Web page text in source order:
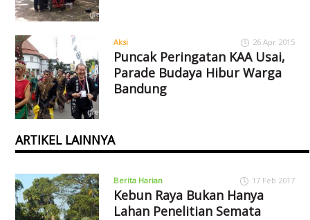
Aksi 26 Apr 2015
Puncak Peringatan KAA Usai,
Parade Budaya Hibur Warga
Bandung
ARTIKEL LAINNYA
Berita Harian 17 Feb 2017
Kebun Raya Bukan Hanya
Lahan Penelitian Semata